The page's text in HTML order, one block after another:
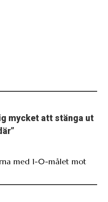
mycket att stänga ut
med 1-0-målet mot